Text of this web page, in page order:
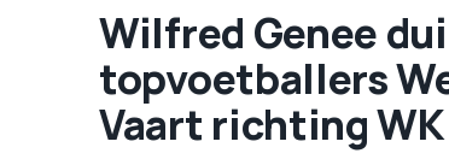
Wilfred Genee
topvoetballers
Vaart richting